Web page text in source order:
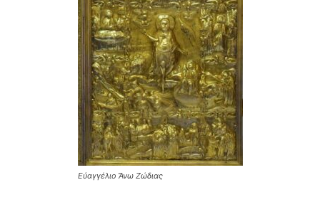
Εὐαγγέλιο Ἄνω Ζώδιας